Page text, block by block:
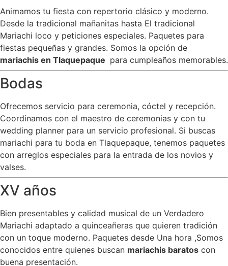
Animamos tu fiesta con repertorio clásico y moderno.
Desde la tradicional mañanitas hasta El tradicional
Mariachi loco y peticiones especiales. Paquetes para
fiestas pequeñas y grandes. Somos la opción de
mariachis en Tlaquepaque para cumpleaños memorables.
Bodas
Ofrecemos servicio para ceremonia, cóctel y recepción.
Coordinamos con el maestro de ceremonias y con tu
wedding planner para un servicio profesional. Si buscas
mariachi para tu boda en Tlaquepaque, tenemos paquetes
con arreglos especiales para la entrada de los novios y
valses.
XV años
Bien presentables y calidad musical de un Verdadero
Mariachi adaptado a quinceañeras que quieren tradición
con un toque moderno. Paquetes desde Una hora ,Somos
conocidos entre quienes buscan mariachis baratos con
buena presentación.